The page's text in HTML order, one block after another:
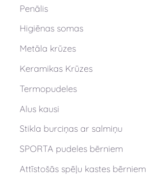
Penālis
Higiēnas somas
Metāla krūzes
Keramikas Krūzes
Termopudeles
Alus kausi
Stikla burciņas ar salmiņu
SPORTA pudeles bērniem
Attīstošās spēļu kastes bērniem